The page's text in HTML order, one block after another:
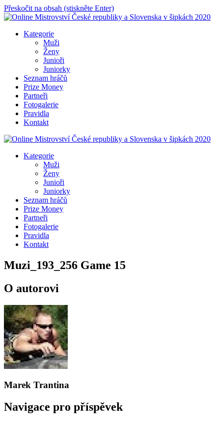
Přeskočit na obsah (stiskněte Enter)
Online Mistrovství České republiky a Slovenska v šipkách 2020
Kategorie
Muži
Ženy
Junioři
Juniorky
Seznam hráčů
Prize Money
Partneři
Fotogalerie
Pravidla
Kontakt
Online Mistrovství České republiky a Slovenska v šipkách 2020
Kategorie
Muži
Ženy
Junioři
Juniorky
Seznam hráčů
Prize Money
Partneři
Fotogalerie
Pravidla
Kontakt
Muzi_193_256 Game 15
O autorovi
Marek Trantina
Navigace pro příspěvek